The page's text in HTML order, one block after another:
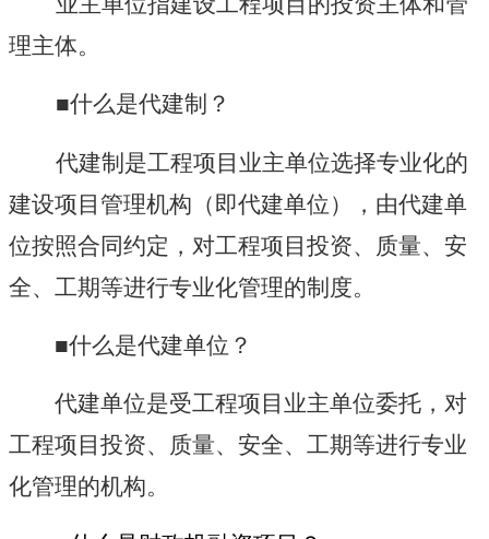
理主体。
■什么是代建制？
代建制是工程项目业主单位选择专业化的
建设项目管理机构（即代建单位），由代建单
位按照合同约定，对工程项目投资、质量、安
全、工期等进行专业化管理的制度。
■什么是代建单位？
代建单位是受工程项目业主单位委托，对
工程项目投资、质量、安全、工期等进行专业
化管理的机构。